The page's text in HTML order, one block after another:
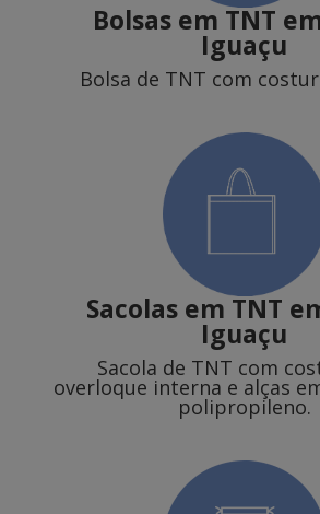
Bolsas em TNT
Iguaçu
Bolsa de TNT com
Sacolas em TNT
Iguaçu
Sacola de TNT com
overloque interna e alças
polipropileno.